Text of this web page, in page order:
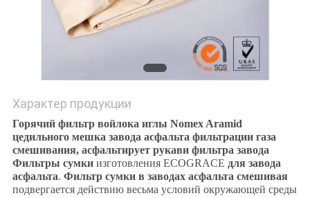
Характер продукции
Горячий фильтр войлока иглы Nomex Aramid
цедильного мешка завода асфальта фильтрации газа
смешивания, асфальтирует рукави фильтра завода
Фильтры сумкиизготовления ECOGRACE для завода
асфальта. Фильтр сумки в заводах асфальта смешивая
подвергается действию весьма условий окружающей среды